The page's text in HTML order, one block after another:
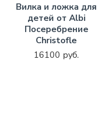
Вилка и ложка для
детей от Albi
Посеребрение
Christofle
16100 руб.